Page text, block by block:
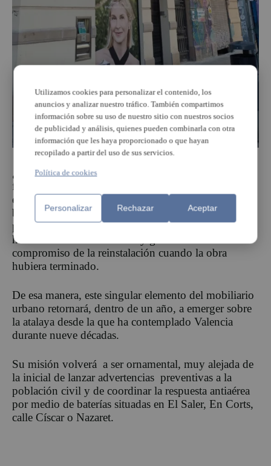
¿Y que ocurre con la sirena?
fuentes consistoriales a este diario, «la guarda la
empresa que está llevando a cabo la rehabilitación a
buen recaudo». Técnicos municipales estuvieron
presente en su desmontaje, para asegurar que se
hiciera de manera correcta y garantizar el
compromiso de la reinstalación cuando la obra
hubiera terminado.
De esa manera, este singular elemento del mobiliario
urbano retornará, dentro de un año, a emerger sobre
la atalaya desde la que ha contemplado Valencia
durante nueve décadas.
Su misión volverá a ser ornamental, muy alejada de
la inicial de lanzar advertencias preventivas a la
población civil y de coordinar la respuesta antiaérea
por medio de baterías situadas en El Saler, En Corts,
calle Císcar o Nazaret.
Utilizamos cookies para personalizar el contenido, los
anuncios y analizar nuestro tráfico. También compartimos
información sobre su uso de nuestro sitio con nuestros socios
de publicidad y análisis, quienes pueden combinarla con otra
información que les haya proporcionado o que hayan
recopilado a partir del uso de sus servicios.
Política de cookies
Personalizar Rechazar Aceptar